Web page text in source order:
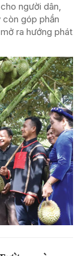
người dân,
còn góp phần
ra hướng phát